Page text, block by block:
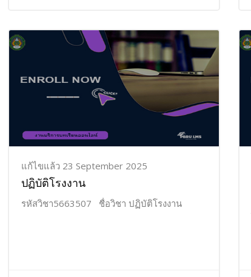
แก้ไขแล้ว 23 September 2025
ปฏิบัติโรงงาน
รหัสวิชา5663507 ชื่อวิชา ปฏิบัติโรงงาน